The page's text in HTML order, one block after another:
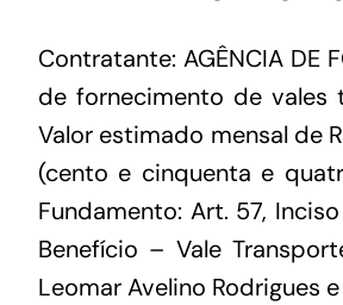
Contratante: AGÊNCIA DE
de fornecimento de vales
Valor estimado mensal de
(cento e cinquenta e
Fundamento: Art. 57,
Benefício – Vale
Leomar Avelino Rodrigues